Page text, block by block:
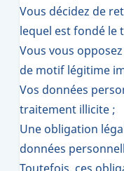
Vous décidez de
lequel est fondé le
Vous vous
de motif légitime
Vos données
traitement illicite ;
Une obligation
données